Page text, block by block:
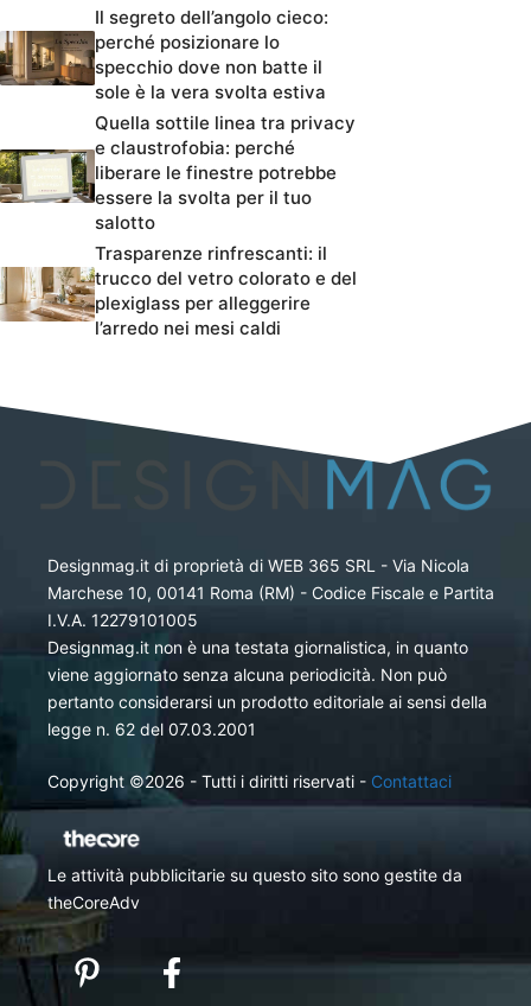
Il segreto dell’angolo cieco:
perché posizionare lo
specchio dove non batte il
sole è la vera svolta estiva
Quella sottile linea tra privacy
e claustrofobia: perché
liberare le finestre potrebbe
essere la svolta per il tuo
salotto
Trasparenze rinfrescanti: il
trucco del vetro colorato e del
plexiglass per alleggerire
l’arredo nei mesi caldi
Designmag.it di proprietà di WEB 365 SRL - Via Nicola
Marchese 10, 00141 Roma (RM) - Codice Fiscale e Partita
I.V.A. 12279101005
Designmag.it non è una testata giornalistica, in quanto
viene aggiornato senza alcuna periodicità. Non può
pertanto considerarsi un prodotto editoriale ai sensi della
legge n. 62 del 07.03.2001
Copyright ©2026 - Tutti i diritti riservati - Contattaci
Le attività pubblicitarie su questo sito sono gestite da
theCoreAdv